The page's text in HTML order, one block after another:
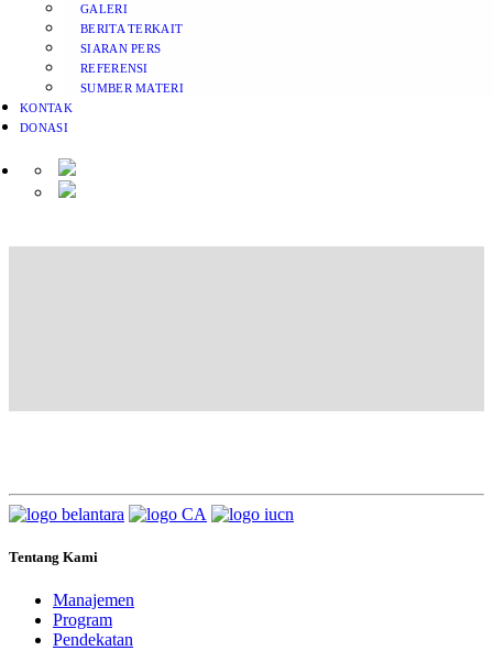
GALERI
BERITA TERKAIT
SIARAN PERS
REFERENSI
SUMBER MATERI
KONTAK
DONASI
Tentang Kami
Manajemen
Program
Pendekatan